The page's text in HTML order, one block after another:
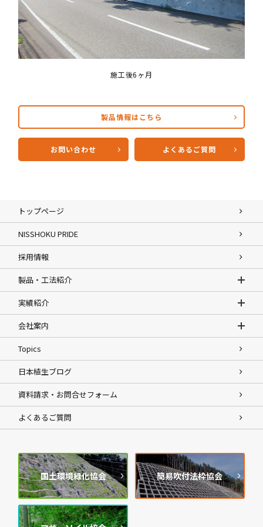
施工後6ヶ月
製品情報はこちら
お問い合わせ よくあるご質問
トップページ
NISSHOKU PRIDE
採用情報
製品・工法紹介
実績紹介
会社案内
Topics
日本植生ブログ
資料請求・お問合せフォーム
よくあるご質問
国土環境緑化協会 簡易吹付法枠協会